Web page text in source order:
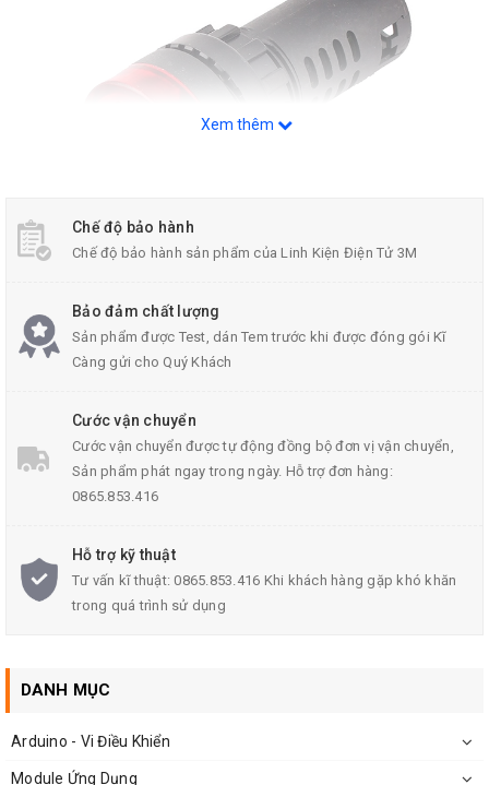
Thông Số Kỹ Thuật AD16-22SM 24VDC:
Model: AD16-22SM
Điện áp hoạt động: 24V
Dòng tiêu thụ: <= 20mA
Đường kính: 22mm
Vật liệu: Nhựa
Xem thêm
Chế độ bảo hành
Chế độ bảo hành sản phẩm của Linh Kiện Điện Tử 3M
Bảo đảm chất lượng
Sản phẩm được Test, dán Tem trước khi được đóng gói Kĩ
Càng gửi cho Quý Khách
Cước vận chuyển
Cước vận chuyển được tự động đồng bộ đơn vị vận chuyển,
Sản phẩm phát ngay trong ngày. Hỗ trợ đơn hàng:
0865.853.416
Hỗ trợ kỹ thuật
Tư vấn kĩ thuật: 0865.853.416 Khi khách hàng gặp khó khăn
trong quá trình sử dụng
DANH MỤC
Arduino - Vi Điều Khiển
Module Ứng Dụng